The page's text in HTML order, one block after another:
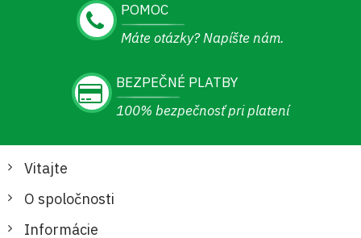
POMOC
Máte otázky? Napíšte nám.
BEZPEČNÉ PLATBY
100% bezpečnosť pri platení
Vitajte
O spoločnosti
Informácie